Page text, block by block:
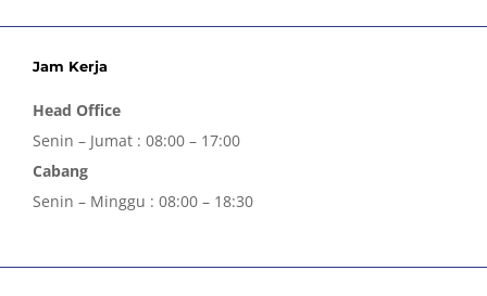
Jam Kerja
Head Office
Senin – Jumat : 08:00 – 17:00
Cabang
Senin – Minggu : 08:00 – 18:30